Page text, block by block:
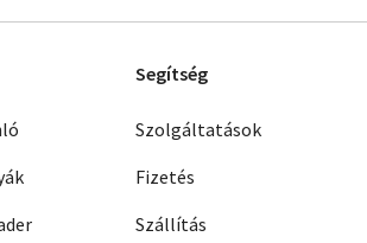
Segítség
Szolgáltatások
Fizetés
Szállítás